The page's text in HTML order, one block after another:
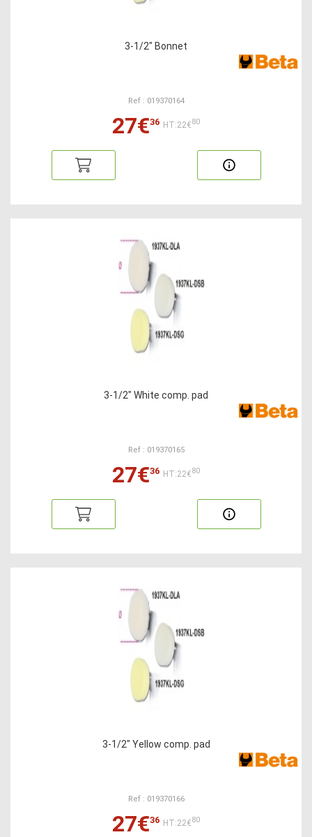
3-1/2" Bonnet
Ref : 019370164
27€36 HT:22€80
3-1/2" White comp. pad
Ref : 019370165
27€36 HT:22€80
3-1/2" Yellow comp. pad
Ref : 019370166
27€36 HT:22€80